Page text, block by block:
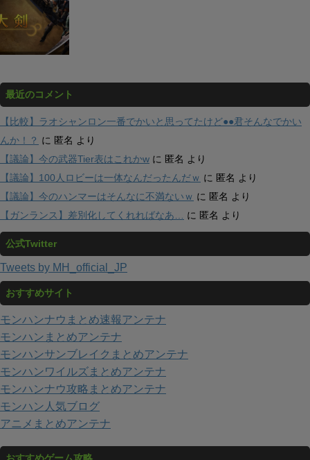
最近のコメント
【比較】ラオシャンロン一番でかいと思ってたけど●●君そんなでかい
んか！？ に 匿名 より
【議論】今の武器Tier表はこれかw に 匿名 より
【議論】100人ロビーは一体なんだったんだｗ に 匿名 より
【議論】今のハンマーはそんなに不満ないｗ に 匿名 より
【ガンランス】差別化してくれればなあ…
に 匿名 より
公式Twitter
Tweets by MH_official_JP
おすすめサイト
モンハンナウまとめ速報アンテナ
モンハンまとめアンテナ
モンハンサンブレイクまとめアンテナ
モンハンワイルズまとめアンテナ
モンハンナウ攻略まとめアンテナ
モンハン人気ブログ
アニメまとめアンテナ